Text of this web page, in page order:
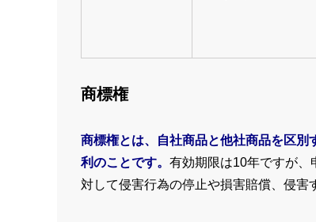
商標権
商標権とは、自社商品と他社商品を区
利のことです。 有効期限は10年ですが、
対して侵害行為の停止や損害賠償、侵害